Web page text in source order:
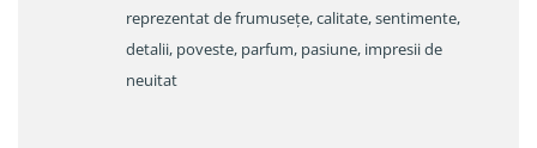
reprezentat de frumusețe, calitate, sentimente,
detalii, poveste, parfum, pasiune, impresii de
neuitat